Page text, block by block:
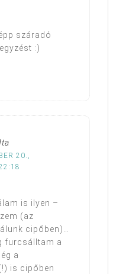
száradó
:)
20.,
is ilyen –
(az
cipőben)…
furcsálltam a
a
is cipőben